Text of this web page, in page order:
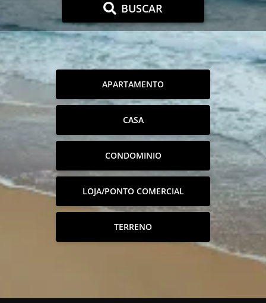
BUSCAR
APARTAMENTO
CASA
CONDOMINIO
LOJA/PONTO COMERCIAL
TERRENO